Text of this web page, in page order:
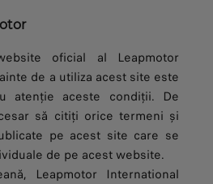
oficial al Leapmotor
de a utiliza acest site este
atenție aceste condiții. De
să citiți orice termeni și
pe acest site care se
de pe acest website.
Leapmotor International